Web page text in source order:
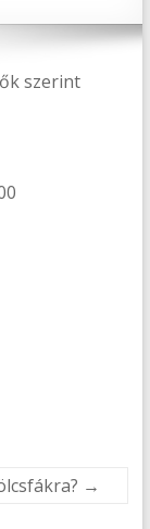
szerint
→